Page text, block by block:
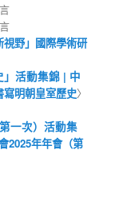
野」國際學術研
」活動集錦 | 中
寫明朝皇室歷史〉
一次）活動集
2025年年會（第